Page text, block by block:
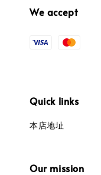
We accept
Quick links
本店地址
Our mission